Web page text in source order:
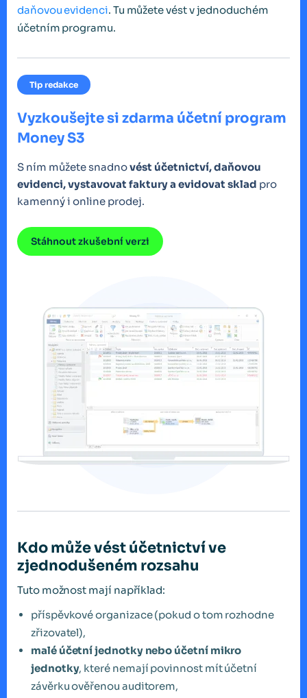
daňovou evidenci. Tu můžete vést v jednoduchém
účetním programu.
Tip redakce
Vyzkoušejte si zdarma účetní program
Money S3
S ním můžete snadnovést účetnictví, daňovou
evidenci, vystavovat faktury a evidovat sklad pro
kamenný i online prodej.
Stáhnout zkušební verzi
Kdo může vést účetnictví ve
zjednodušeném rozsahu
Tuto možnost mají například:
příspěvkové organizace (pokud o tom rozhodne
zřizovatel),
malé účetní jednotky nebo účetní mikro
jednotky, které nemají povinnost mít účetní
závěrku ověřenou auditorem,